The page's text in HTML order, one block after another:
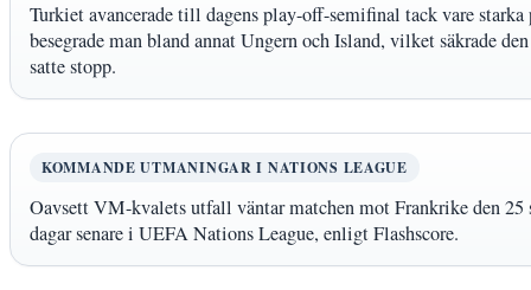
Turkiet avancerade till dagens play-off-semifinal tack vare
besegrade man bland annat Ungern och Island, vilket säkrade
satte stopp.
KOMMANDE UTMANINGAR I NATIONS LEAGUE
Oavsett VM-kvalets utfall väntar matchen mot Frankrike den
dagar senare i UEFA Nations League, enligt Flashscore.